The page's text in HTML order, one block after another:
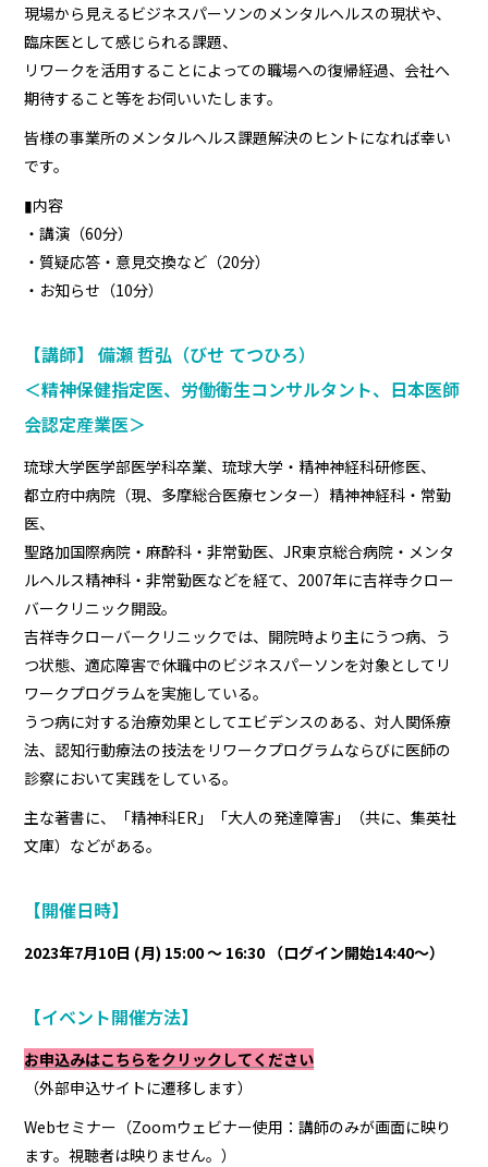
現場から見えるビジネスパーソンのメンタルヘルスの現状や、
臨床医として感じられる課題、
リワークを活用することによっての職場への復帰経過、会社へ
期待すること等をお伺いいたします。
皆様の事業所のメンタルヘルス課題解決のヒントになれば幸い
です。
▮内容
・講演（60分）
・質疑応答・意見交換など（20分）
・お知らせ（10分）
【講師】 備瀬 哲弘（びせ てつひろ）
＜精神保健指定医、労働衛生コンサルタント、日本医師
会認定産業医＞
琉球大学医学部医学科卒業、琉球大学・精神神経科研修医、
都立府中病院（現、多摩総合医療センター）精神神経科・常勤
医、
聖路加国際病院・麻酔科・非常勤医、JR東京総合病院・メンタ
ルヘルス精神科・非常勤医などを経て、2007年に吉祥寺クロー
バークリニック開設。
吉祥寺クローバークリニックでは、開院時より主にうつ病、う
つ状態、適応障害で休職中のビジネスパーソンを対象としてリ
ワークプログラムを実施している。
うつ病に対する治療効果としてエビデンスのある、対人関係療
法、認知行動療法の技法をリワークプログラムならびに医師の
診察において実践をしている。
主な著書に、「精神科ER」「大人の発達障害」（共に、集英社
文庫）などがある。
【開催日時】
2023年7月10日 (月) 15:00 〜 16:30 （ログイン開始14:40～）
【イベント開催方法】
お申込みはこちらをクリックしてください
（外部申込サイトに遷移します）
Webセミナー（Zoomウェビナー使用：講師のみが画面に映り
ます。視聴者は映りません。）